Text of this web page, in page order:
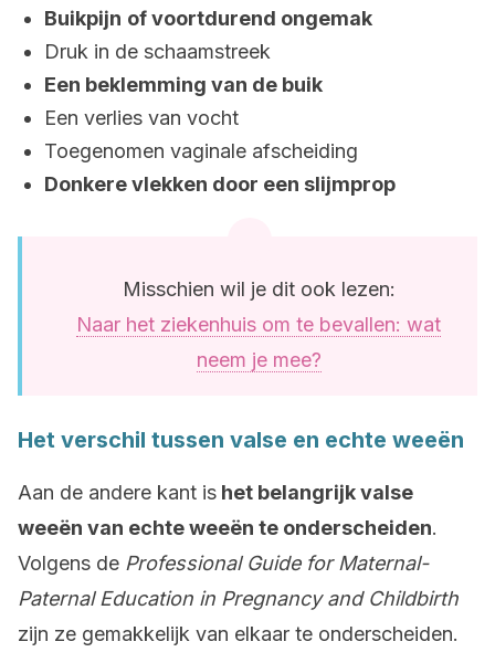
Buikpijn of voortdurend ongemak
Druk in de schaamstreek
Een beklemming van de buik
Een verlies van vocht
Toegenomen vaginale afscheiding
Donkere vlekken door een slijmprop
Misschien wil je dit ook lezen:
Naar het ziekenhuis om te bevallen: wat
neem je mee?
Het verschil tussen valse en echte weeën
Aan de andere kant is het belangrijk valse
weeën van echte weeën te onderscheiden.
Volgens de Professional Guide for Maternal-
Paternal Education in Pregnancy and Childbirth
zijn ze gemakkelijk van elkaar te onderscheiden.